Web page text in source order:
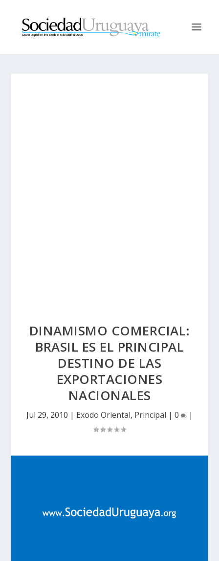
DINAMISMO COMERCIAL:
BRASIL ES EL PRINCIPAL
DESTINO DE LAS
EXPORTACIONES
NACIONALES
Jul 29, 2010 | Exodo Oriental, Principal | 0 |